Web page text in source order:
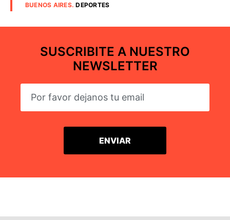
BUENOS AIRES.DEPORTES
SUSCRIBITE A NUESTRO
NEWSLETTER